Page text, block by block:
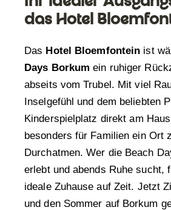
das Hotel
Das Hotel Bloemfontein ist
Days Borkum ein ruhiger
abseits vom Trubel. Mit viel
Inselgefühl und dem beliebten
Kinderspielplatz direkt am
besonders für Familien ein Ort
Durchatmen. Wer die Beach
erlebt und abends Ruhe sucht,
ideale Zuhause auf Zeit. Jetzt
und den Sommer auf Borkum